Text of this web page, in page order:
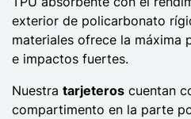
exterior de policarbonato
materiales ofrece la máxima
e impactos fuertes.
Nuestra tarjeteros cuentan
compartimento en la parte